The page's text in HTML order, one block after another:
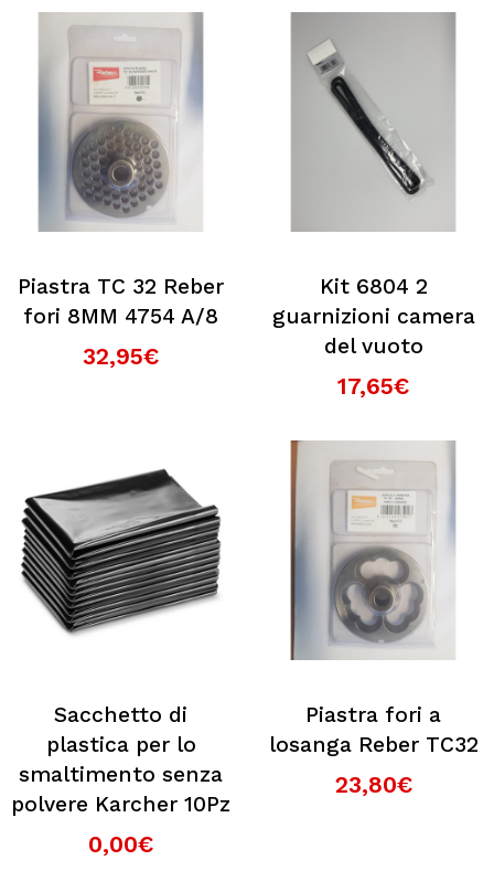
Piastra TC 32 Reber
fori 8MM 4754 A/8
32,95€
Kit 6804 2
guarnizioni camera
del vuoto
17,65€
Sacchetto di
plastica per lo
smaltimento senza
polvere Karcher 10Pz
0,00€
Piastra fori a
losanga Reber TC32
23,80€